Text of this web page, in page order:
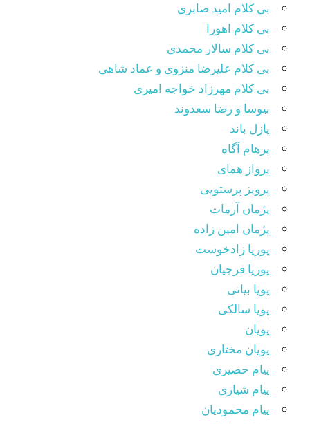
بی کلام امید صابری
بی کلام اهورا
بی کلام سالار محمدی
بی کلام علیرضا منزوی و عماد شاهی
بی کلام مهرزاد خواجه امیری
بیوسا و رضا سعدوند
پازل باند
پرهام آگاه
پرواز همای
پرویز پرستویی
پژمان آرمات
پژمان امین زاده
پوریا زادخوست
پوریا فرجیان
پویا بیاتی
پویا سالکی
پویان
پویان مختاری
پیام حصیری
پیام شیاری
پیام محمودیان